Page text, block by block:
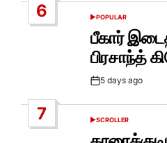
6
POSTED
IN
POPULAR
பீகார்
பிரசாந்த்
Post5 days ago
7
POSTED
SCROLLER